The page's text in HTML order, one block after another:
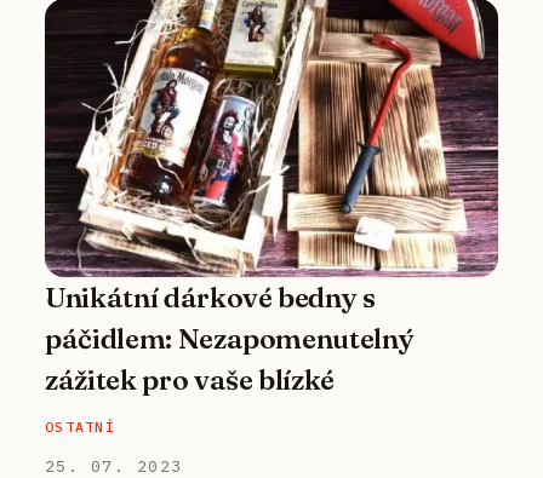
Unikátní dárkové bedny s
páčidlem: Nezapomenutelný
zážitek pro vaše blízké
OSTATNÍ
25. 07. 2023